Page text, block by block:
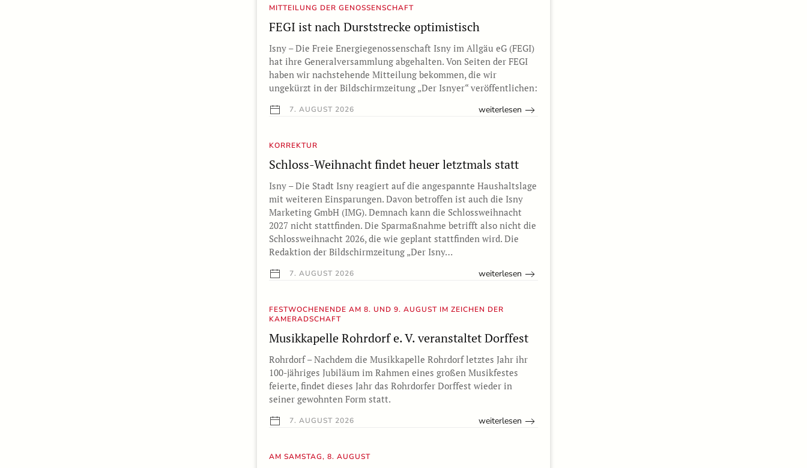
MITTEILUNG DER GENOSSENSCHAFT
FEGI ist nach Durststrecke optimistisch
Isny – Die Freie Energiegenossenschaft Isny im Allgäu eG (FEGI)
hat ihre Generalversammlung abgehalten. Von Seiten der FEGI
haben wir nachstehende Mitteilung bekommen, die wir
ungekürzt in der Bildschirmzeitung „Der Isnyer“ veröffentlichen:
7. AUGUST 2026 weiterlesen
KORREKTUR
Schloss-Weihnacht findet heuer letztmals statt
Isny – Die Stadt Isny reagiert auf die angespannte Haushaltslage
mit weiteren Einsparungen. Davon betroffen ist auch die Isny
Marketing GmbH (IMG). Demnach kann die Schlossweihnacht
2027 nicht stattfinden. Die Sparmaßnahme betrifft also nicht die
Schlossweihnacht 2026, die wie geplant stattfinden wird. Die
Redaktion der Bildschirmzeitung „Der Isny…
7. AUGUST 2026 weiterlesen
FESTWOCHENENDE AM 8. UND 9. AUGUST IM ZEICHEN DER
KAMERADSCHAFT
Musikkapelle Rohrdorf e. V. veranstaltet Dorffest
Rohrdorf – Nachdem die Musikkapelle Rohrdorf letztes Jahr ihr
100-jähriges Jubiläum im Rahmen eines großen Musikfestes
feierte, findet dieses Jahr das Rohrdorfer Dorffest wieder in
seiner gewohnten Form statt.
7. AUGUST 2026 weiterlesen
AM SAMSTAG, 8. AUGUST